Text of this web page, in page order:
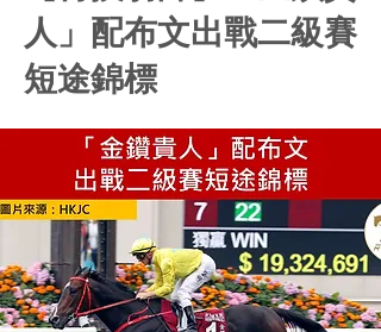
人」配布文出戰二級賽
短途錦標